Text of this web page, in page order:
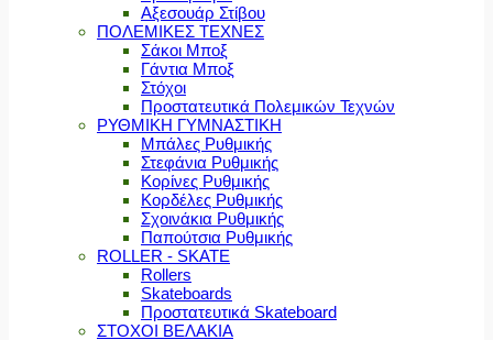
Αξεσουάρ Στίβου
ΠΟΛΕΜΙΚΕΣ ΤΕΧΝΕΣ
Σάκοι Μποξ
Γάντια Μποξ
Στόχοι
Προστατευτικά Πολεμικών Τεχνών
ΡΥΘΜΙΚΗ ΓΥΜΝΑΣΤΙΚΗ
Μπάλες Ρυθμικής
Στεφάνια Ρυθμικής
Κορίνες Ρυθμικής
Κορδέλες Ρυθμικής
Σχοινάκια Ρυθμικής
Παπούτσια Ρυθμικής
ROLLER - SKATE
Rollers
Skateboards
Προστατευτικά Skateboard
ΣΤΟΧΟΙ ΒΕΛΑΚΙΑ